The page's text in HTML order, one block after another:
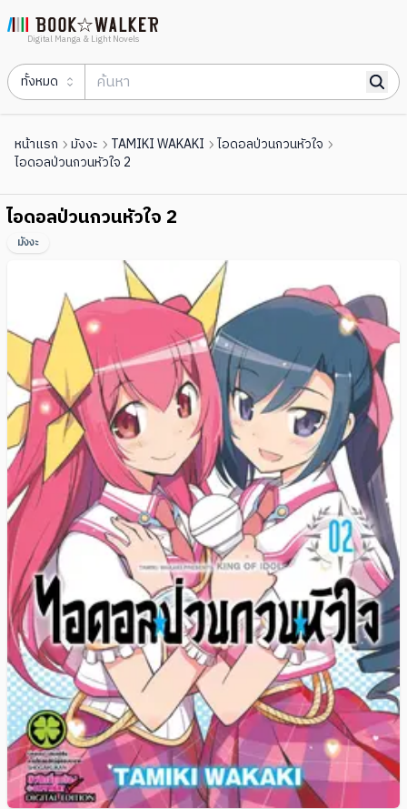
Digital Manga & Light Novels
ทั้งหมด
หน้าแรก มังงะ TAMIKI WAKAKI
ไอดอลป่วนกวนหัวใจ
ไอดอลป่วนกวนหัวใจ 2
ไอดอลป่วนกวนหัวใจ 2
มังงะ